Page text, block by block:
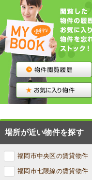
場所が近い物件を探す
福岡市中央区の賃貸物件
福岡市七隈線の賃貸物件